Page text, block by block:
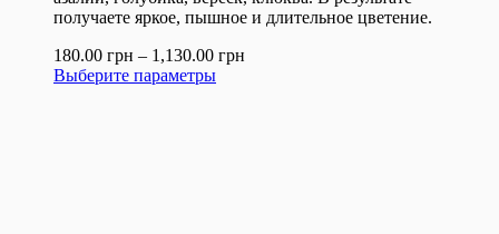
получаете яркое, пышное и длительное цветение.
180.00 грн – 1,130.00 грн
Выберите параметры